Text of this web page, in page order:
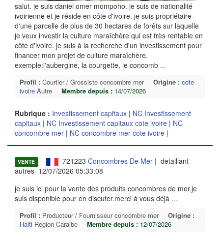
salut. je suis daniel omer mompoho. je suis de nationalité
ivoirienne et je réside en côte d'ivoire. je suis propriétaire
d'une parcelle de plus de 30 hectares de forêts sur laquelle
je veux investir la culture maraîchère qui est très rentable en
côte d'ivoire. je suis à la recherche d'un investissement pour
financer mon projet de culture maraîchère.
exemple:l'aubergine, la courgette, le concomb ...
Profil : Courtier / Grossiste concombre mer Origine : cote
ivoire Autre Membre depuis : 14/07/2026
Rubrique : Investissement capitaux | NC Investissement
capitaux | NC Investissement capitaux cote ivoire | NC
concombre mer | NC concombre mer cote ivoire |
VENTE 721223 Concombres De Mer| detaillant
autres 12/07/2026 05:33:08
je suis ici pour la vente des produits concombres de mer.je
suis disponible pour en discuter.merci à vous déjà ...
Profil : Producteur / Fournisseur concombre mer
Origine :
Haiti Region Caraibe Membre depuis : 12/07/2026